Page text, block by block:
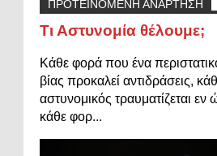
ΠΡΟΤΕΙΝΟΜΕΝΗ ΑΝΑΡΤΗΣΗ
Τι Αστυνομία θέλουμε;
Κάθε φορά που ένα
βίας προκαλεί αντιδράσεις,
αστυνομικός τραυματίζεται
κάθε φορ...